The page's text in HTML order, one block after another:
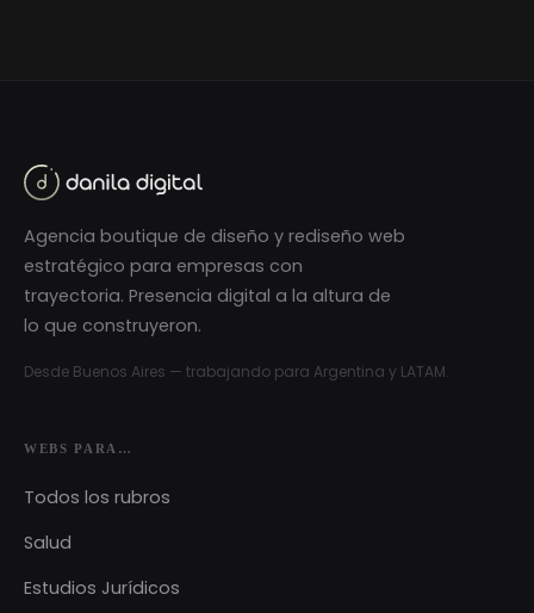
Agencia boutique de diseño y rediseño web
estratégico para empresas con
trayectoria. Presencia digital a la altura de
lo que construyeron.
Desde Buenos Aires — trabajando para Argentina y LATAM.
WEBS PARA…
Todos los rubros
Salud
Estudios Jurídicos